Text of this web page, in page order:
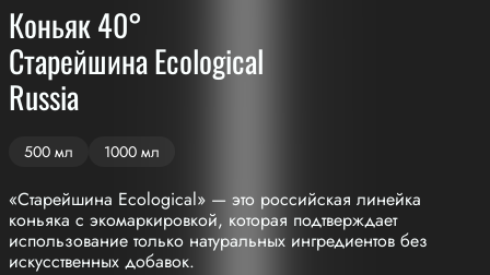
Коньяк 40°
Старейшина Ecological
Russia
500 мл 1000 мл
«Старейшина Ecological» — это российская линейка
коньяка с экомаркировкой, которая подтверждает
использование только натуральных ингредиентов без
искусственных добавок.